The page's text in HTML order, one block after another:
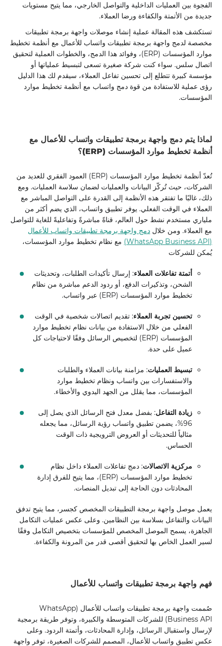
الفجوة بين العمليات الداخلية والتواصل الخارجي، مما يتيح مستويات
جديدة من الأتمتة والكفاءة ورضا العملاء.
تستكشف هذه المقالة عملية إنشاء موصلات واجهة برمجة تطبيقات
مخصصة لدمج واجهة برمجة تطبيقات واتساب للأعمال مع أنظمة تخطيط
موارد المؤسسات (ERP)، وفوائد هذا الدمج، والخطوات العملية لتحقيق
اتصال سلس. سواء كنت شركة صغيرة تسعى لتبسيط عملياتها أو
مؤسسة كبيرة تتطلع إلى تحسين تفاعل العملاء، سيقدم لك هذا الدليل
رؤى عملية للاستفادة من قوة دمج واتساب مع أنظمة تخطيط موارد
المؤسسات.
لماذا يتم دمج واجهة برمجة تطبيقات واتساب للأعمال مع
أنظمة تخطيط موارد المؤسسات (ERP)؟
تُعدّ أنظمة تخطيط موارد المؤسسات (ERP) العمود الفقري للعديد من
الشركات، حيث تُركّز البيانات والعمليات لضمان سلاسة العمليات. ومع
ذلك، غالبًا ما تفتقر هذه الأنظمة إلى القدرة على التواصل المباشر مع
العملاء في الوقت الفعلي. يوفر تطبيق واتساب، الذي يضم أكثر من
ملياري مستخدم نشط حول العالم، قناةً مباشرةً وتفاعليةً للغاية للتواصل
مع العملاء. ومن خلال دمج واجهة برمجة تطبيقات واتساب للأعمال
(WhatsApp Business API)
مع نظام تخطيط موارد المؤسسات،
يُمكن للشركات
أتمتة تفاعلات العملاء: إرسال تأكيدات الطلبات، وتحديثات
الشحن، وتذكيرات الدفع، أو ردود الدعم مباشرة من نظام
تخطيط موارد المؤسسات (ERP) عبر واتساب.
تحسين تجربة العملاء: تقديم اتصالات شخصية في الوقت
الفعلي من خلال الاستفادة من بيانات نظام تخطيط موارد
المؤسسات (ERP) لتخصيص الرسائل وفقًا لاحتياجات كل
عميل على حدة.
تبسيط العمليات: مزامنة بيانات العملاء والطلبات
والاستفسارات بين واتساب ونظام تخطيط موارد
المؤسسات، مما يقلل من الجهد اليدوي والأخطاء.
زيادة التفاعل: بفضل معدل فتح الرسائل الذي يصل إلى
96%، يضمن تطبيق واتساب رؤية الرسائل، مما يجعله
مثالياً للتحديثات أو العروض الترويجية ذات الوقت
الحساس.
مركزية الاتصالات: دمج تفاعلات العملاء داخل نظام
تخطيط موارد المؤسسات (ERP)، مما يتيح للفرق إدارة
المحادثات دون الحاجة إلى تبديل المنصات.
يعمل موصل واجهة برمجة التطبيقات المخصص كجسر، مما يتيح تدفق
البيانات والتفاعل بسلاسة بين النظامين. وعلى عكس عمليات التكامل
الجاهزة، يسمح الموصل المخصص للمؤسسات بتخصيص التكامل وفقًا
لسير العمل الخاص بها لتحقيق أقصى قدر من المرونة والكفاءة.
فهم واجهة برمجة تطبيقات واتساب للأعمال
صُممت واجهة برمجة تطبيقات واتساب للأعمال (WhatsApp
Business API) للشركات المتوسطة والكبيرة، وتوفر طريقة برمجية
لإرسال واستقبال الرسائل، وإدارة المحادثات، وأتمتة الردود. وعلى
عكس تطبيق واتساب للأعمال، المصمم للشركات الصغيرة، توفر واجهة